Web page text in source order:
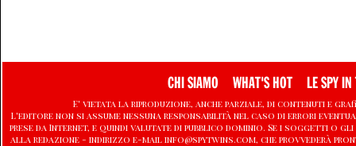
CHI SIAMO WHAT'S HOT LE SPY IN
E' vietata la riproduzione, anche parziale, di contenuti e
L'editore non si assume nessuna responsabilità nel caso di errori
prese da Internet, e quindi valutate di pubblico dominio. Se i soggetti
alla redazione - indirizzo e-mail info@spytwins.com, che provvederà